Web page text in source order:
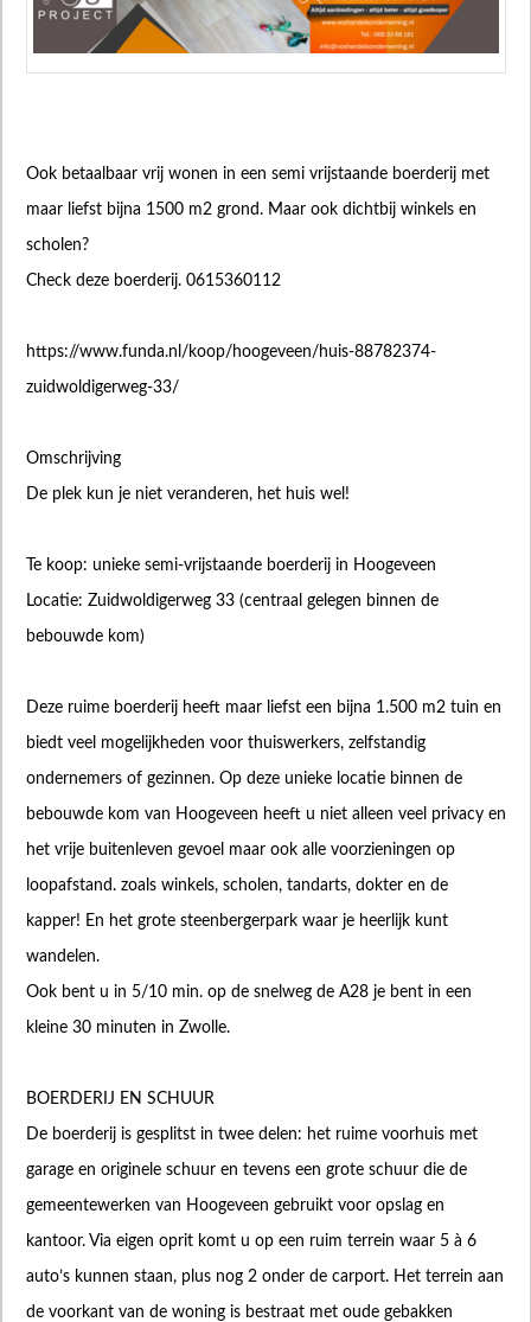
Ook betaalbaar vrij wonen in een semi vrijstaande boerderij met
maar liefst bijna 1500 m2 grond. Maar ook dichtbij winkels en
scholen?
Check deze boerderij. 0615360112
https://www.funda.nl/koop/hoogeveen/huis-88782374-
zuidwoldigerweg-33/
Omschrijving
De plek kun je niet veranderen, het huis wel!
Te koop: unieke semi-vrijstaande boerderij in Hoogeveen
Locatie: Zuidwoldigerweg 33 (centraal gelegen binnen de
bebouwde kom)
Deze ruime boerderij heeft maar liefst een bijna 1.500 m2 tuin en
biedt veel mogelijkheden voor thuiswerkers, zelfstandig
ondernemers of gezinnen. Op deze unieke locatie binnen de
bebouwde kom van Hoogeveen heeft u niet alleen veel privacy en
het vrije buitenleven gevoel maar ook alle voorzieningen op
loopafstand. zoals winkels, scholen, tandarts, dokter en de
kapper! En het grote steenbergerpark waar je heerlijk kunt
wandelen.
Ook bent u in 5/10 min. op de snelweg de A28 je bent in een
kleine 30 minuten in Zwolle.
BOERDERIJ EN SCHUUR
De boerderij is gesplitst in twee delen: het ruime voorhuis met
garage en originele schuur en tevens een grote schuur die de
gemeentewerken van Hoogeveen gebruikt voor opslag en
kantoor. Via eigen oprit komt u op een ruim terrein waar 5 à 6
auto’s kunnen staan, plus nog 2 onder de carport. Het terrein aan
de voorkant van de woning is bestraat met oude gebakken